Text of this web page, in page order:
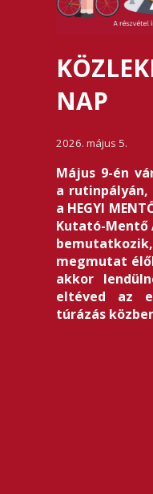
NAP
2026. május 5.
Május 9-én
a
a HEGYI
Kutató-Mentő
megmutat
akkor
eltéved az
túrázás